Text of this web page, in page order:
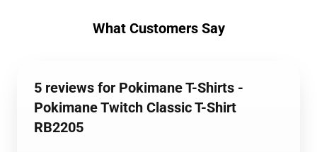
What Customers Say
5 reviews for Pokimane T-Shirts -
Pokimane Twitch Classic T-Shirt
RB2205